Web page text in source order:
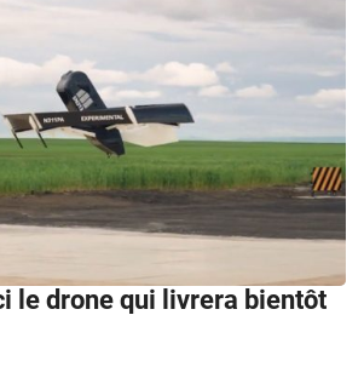
le drone qui livrera bientôt